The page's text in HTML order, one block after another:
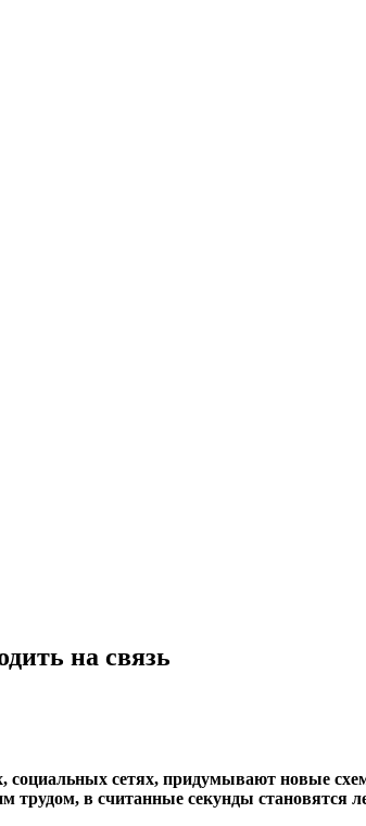
на связь
социальных сетях, придумывают новые
трудом, в считанные секунды становятся